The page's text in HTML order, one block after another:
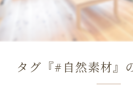
タグ『#自然素材』